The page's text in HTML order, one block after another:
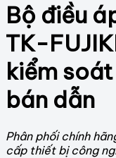
Bộ điều
TK-
kiểm
bán dẫn
Phân phối chính
cấp thiết bị công